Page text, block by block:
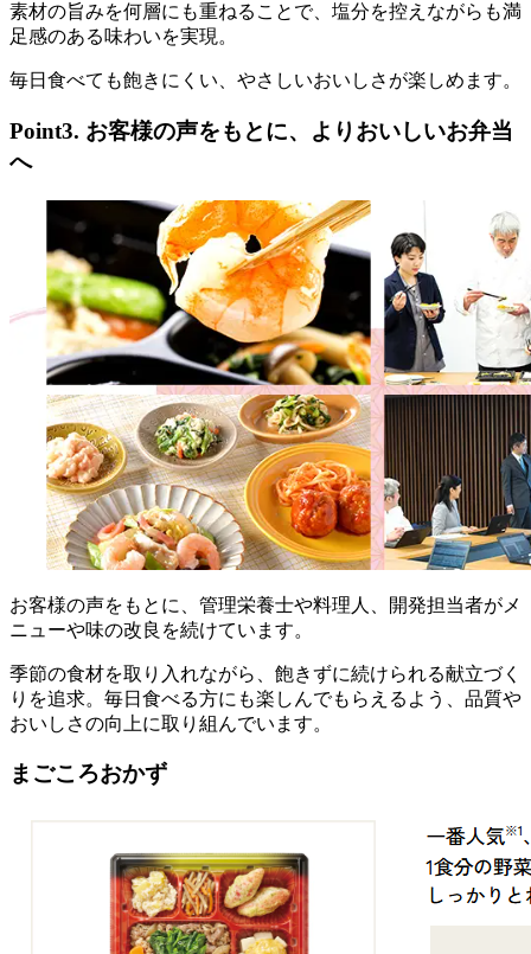
素材の旨みを何層にも重ねることで、塩分を控えながらも満
足感のある味わいを実現。
毎日食べても飽きにくい、やさしいおいしさが楽しめます。
Point3. お客様の声をもとに、よりおいしいお弁当
へ
お客様の声をもとに、管理栄養士や料理人、開発担当者がメ
ニューや味の改良を続けています。
季節の食材を取り入れながら、飽きずに続けられる献立づく
りを追求。毎日食べる方にも楽しんでもらえるよう、品質や
おいしさの向上に取り組んでいます。
まごころおかず